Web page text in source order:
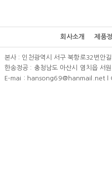
회사소개 제품
본사 : 인천광역시 서구 북항로32번
한송정공 : 충청남도 아산시 염치읍
E-mai : hansong69@hanmail.net l